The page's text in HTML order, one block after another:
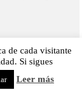
Mapa web|Aviso legal
de cada visitante
Si sigues
Leer más